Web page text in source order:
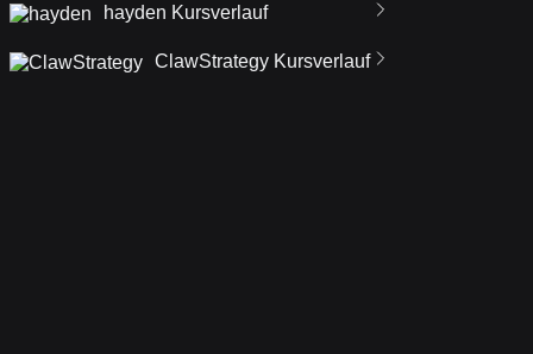
hayden Kursverlauf
ClawStrategy Kursverlauf